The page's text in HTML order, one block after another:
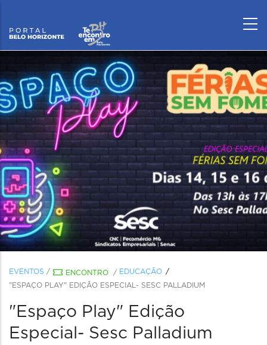
EVENTOS / ENCONTRO / EDUCAÇÃO
"ESPAÇO PLAY" EDIÇÃO ESPECIAL- SESC PALLADIUM
"Espaço Play" Edição
Especial- Sesc Palladium